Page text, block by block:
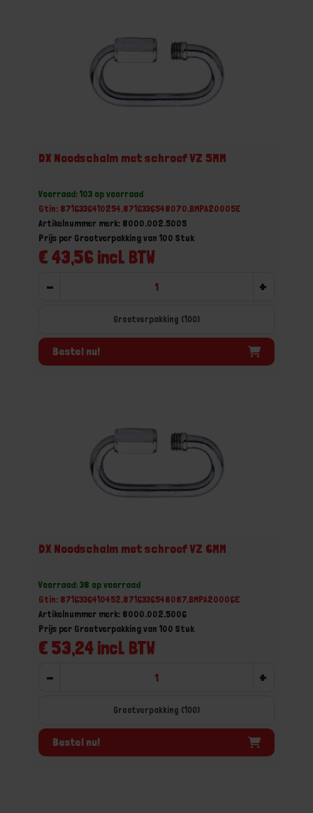
DX Noodschalm met schroef VZ 5MM
Voorraad: 103 op voorraad
Gtin: 8716336410254,8716336548070,BMPA20005E
Artikelnummer merk: 8000.002.5005
€ 43,56 incl. BTW
Prijs per Grootverpakking van 100 Stuk
- +
Grootverpakking (100)
Bestel nu!
DX Noodschalm met schroef VZ 6MM
Voorraad: 38 op voorraad
Gtin: 8716336410452,8716336548087,BMPA20006E
Artikelnummer merk: 8000.002.5006
€ 53,24 incl. BTW
Prijs per Grootverpakking van 100 Stuk
- +
Grootverpakking (100)
Bestel nu!